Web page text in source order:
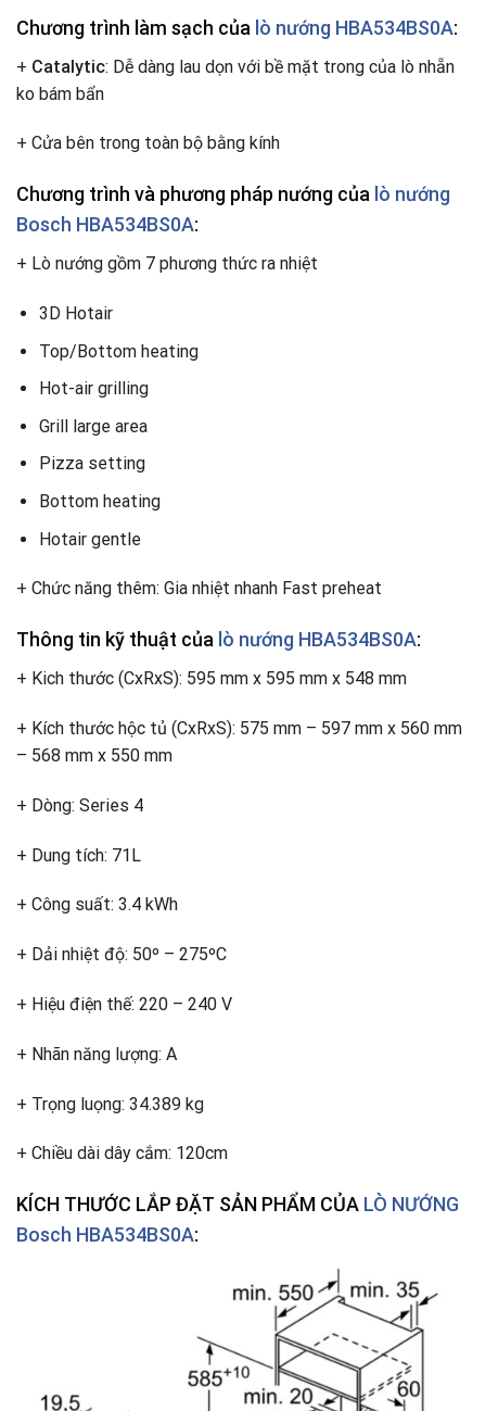
Chương trình làm sạch của lò nướng HBA534BS0A:
+ Catalytic: Dễ dàng lau dọn với bề mặt trong của lò nhẵn
ko bám bẩn
+ Cửa bên trong toàn bộ bằng kính
Chương trình và phương pháp nướng của lò nướng
Bosch HBA534BS0A:
+ Lò nướng gồm 7 phương thức ra nhiệt
3D Hotair
Top/Bottom heating
Hot-air grilling
Grill large area
Pizza setting
Bottom heating
Hotair gentle
+ Chức năng thêm: Gia nhiệt nhanh Fast preheat
Thông tin kỹ thuật của lò nướng HBA534BS0A:
+ Kich thước (CxRxS): 595 mm x 595 mm x 548 mm
+ Kích thước hộc tủ (CxRxS): 575 mm – 597 mm x 560 mm
– 568 mm x 550 mm
+ Dòng: Series 4
+ Dung tích: 71L
+ Công suất: 3.4 kWh
+ Dải nhiệt độ: 50º – 275ºC
+ Hiệu điện thế: 220 – 240 V
+ Nhãn năng lượng: A
+ Trọng luọng: 34.389 kg
+ Chiều dài dây cắm: 120cm
KÍCH THƯỚC LẮP ĐẶT SẢN PHẨM CỦA LÒ NƯỚNG
Bosch HBA534BS0A: